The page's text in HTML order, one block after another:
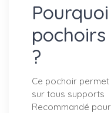
?
Ce pochoir
sur tous supports
Recommandé